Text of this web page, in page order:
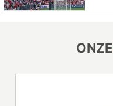
ONZE